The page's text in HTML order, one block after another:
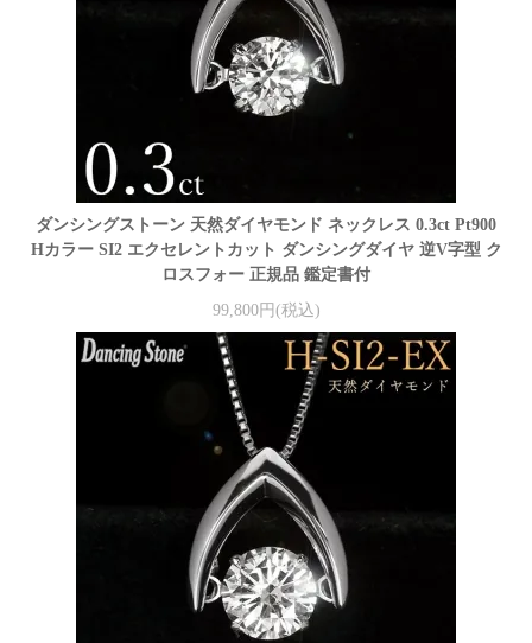
ダンシングストーン 天然ダイヤモンド ネックレス 0.3ct Pt900
Hカラー SI2 エクセレントカット ダンシングダイヤ 逆V字型 ク
ロスフォー 正規品 鑑定書付
99,800円(税込)